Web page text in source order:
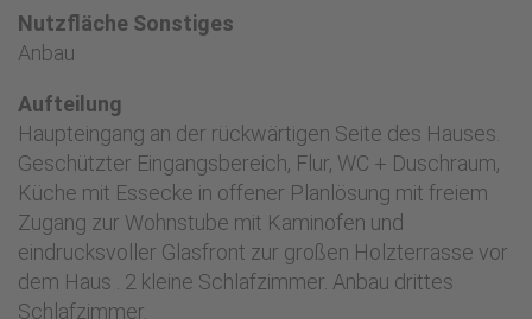
Nutzfläche Sonstiges
Anbau
Aufteilung
Haupteingang an der rückwärtigen Seite des Hauses.
Geschützter Eingangsbereich, Flur, WC + Duschraum,
Küche mit Essecke in offener Planlösung mit freiem
Zugang zur Wohnstube mit Kaminofen und
eindrucksvoller Glasfront zur großen Holzterrasse vor
dem Haus . 2 kleine Schlafzimmer. Anbau drittes
Schlafzimmer.